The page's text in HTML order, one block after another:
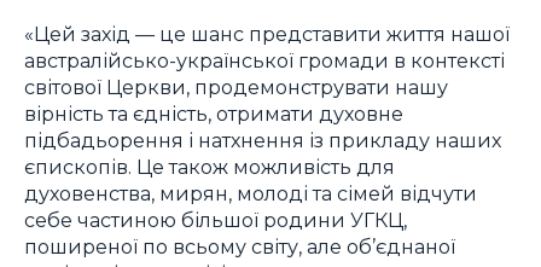
«Цей захід — це шанс представити життя нашої
австралійсько-української громади в контексті
світової Церкви, продемонструвати нашу
вірність та єдність, отримати духовне
підбадьорення і натхнення із прикладу наших
єпископів. Це також можливість для
духовенства, мирян, молоді та сімей відчути
себе частиною більшої родини УГКЦ,
поширеної по всьому світу, але об’єднаної